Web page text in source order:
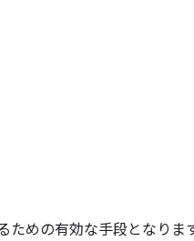
めの有効な手段となります